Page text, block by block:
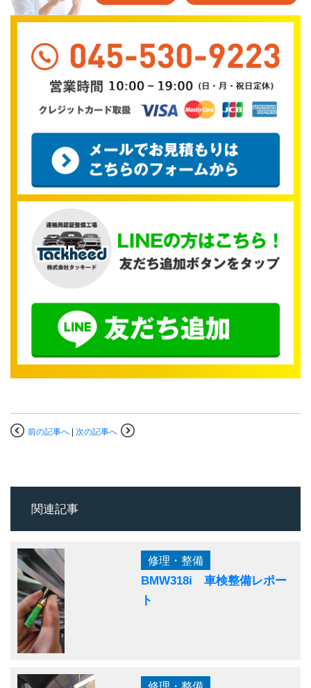
前の記事へ | 次の記事へ
関連記事
修理・整備
BMW318i 車検整備レポー
ト